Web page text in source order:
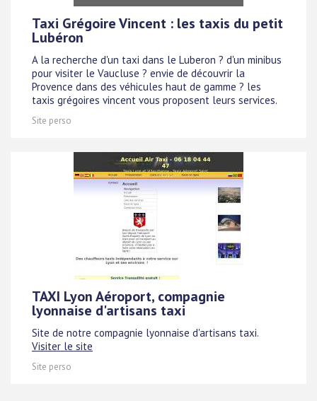
Taxi Grégoire Vincent : les taxis du petit
Lubéron
A la recherche d'un taxi dans le Luberon ? d'un minibus
pour visiter le Vaucluse ? envie de découvrir la
Provence dans des véhicules haut de gamme ? les
taxis grégoires vincent vous proposent leurs services.
Site perso
TAXI Lyon Aéroport, compagnie
lyonnaise d'artisans taxi
Site de notre compagnie lyonnaise d'artisans taxi.
Visiter le site
Site perso